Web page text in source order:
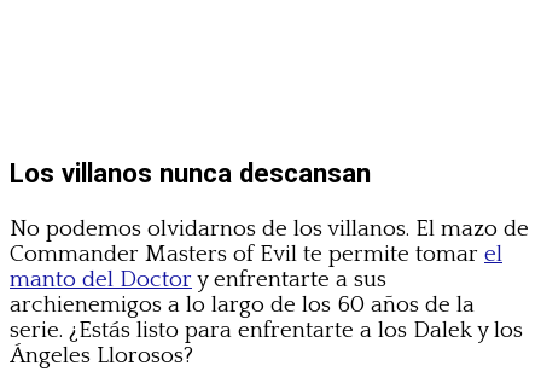
Los villanos nunca descansan
No podemos olvidarnos de los villanos. El mazo de
Commander Masters of Evil te permite tomar el
manto del Doctor y enfrentarte a sus
archienemigos a lo largo de los 60 años de la
serie. ¿Estás listo para enfrentarte a los Dalek y los
Ángeles Llorosos?